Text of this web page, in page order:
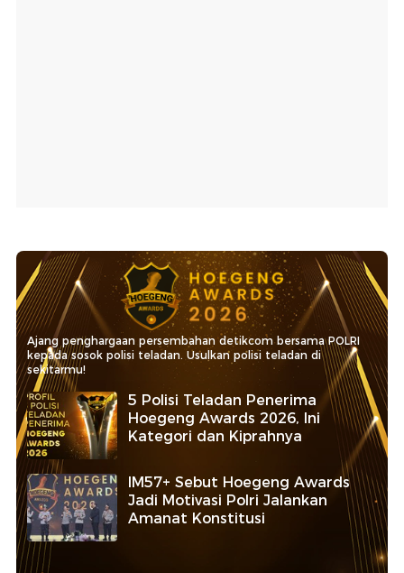
Ajang penghargaan persembahan detikcom bersama POLRI
kepada sosok polisi teladan. Usulkan polisi teladan di
sekitarmu!
5 Polisi Teladan Penerima
Hoegeng Awards 2026, Ini
Kategori dan Kiprahnya
IM57+ Sebut Hoegeng Awards
Jadi Motivasi Polri Jalankan
Amanat Konstitusi